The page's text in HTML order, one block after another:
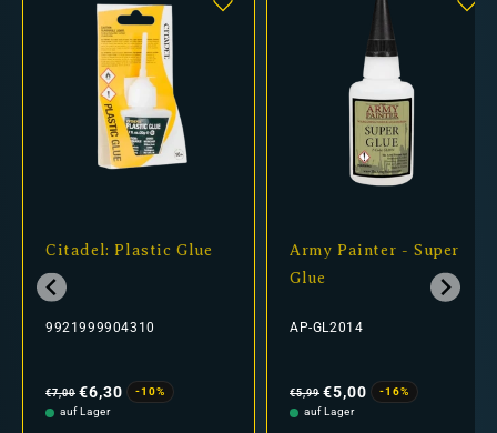
Citadel: Plastic Glue
9921999904310
Preis
€7,00 €6,30
-10%
auf Lager
Army Painter - Super
Glue
AP-GL2014
Preis
€5,99 €5,00
-16%
auf Lager